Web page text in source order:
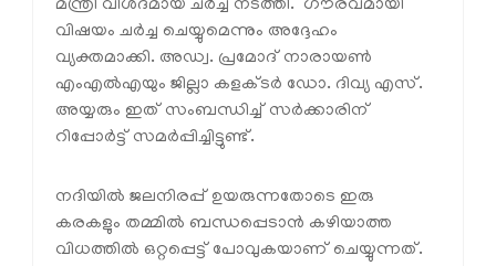
മന്ത്രി വിശദമായ ചര്‍ച്ച നടത്തി. ഗൗരവമായി
വിഷയം ചര്‍ച്ച ചെയ്യുമെന്നും അദ്ദേഹം
വ്യക്തമാക്കി. അഡ്വ. പ്രമോദ് നാരായണ്‍
എംഎല്‍എയും ജില്ലാ കളക്ടര്‍ ഡോ. ദിവ്യ എസ്.
അയ്യരും ഇത് സംബന്ധിച്ച് സര്‍ക്കാരിന്
റിപ്പോര്‍ട്ട് സമര്‍പ്പിച്ചിട്ടുണ്ട്.
നദിയില്‍ ജലനിരപ്പ് ഉയരുന്നതോടെ ഇരു
കരകളും തമ്മില്‍ ബന്ധപ്പെടാന്‍ കഴിയാത്ത
വിധത്തില്‍ ഒറ്റപ്പെട്ട് പോവുകയാണ് ചെയ്യുന്നത്.